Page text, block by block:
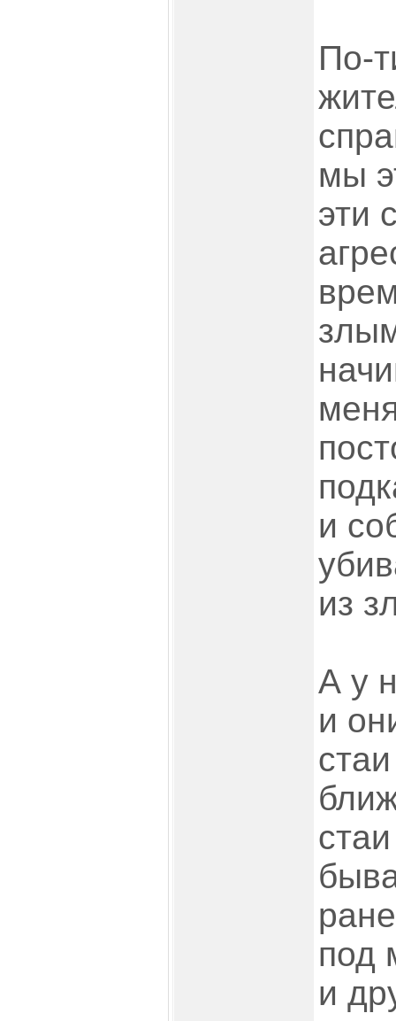
По-
мы
эти
и
из
А у
и
под
и